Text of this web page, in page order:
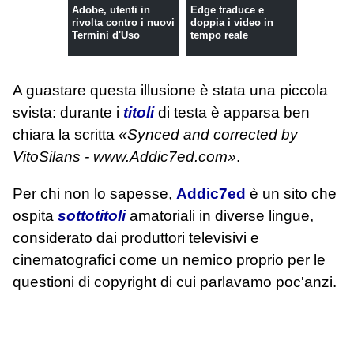
Adobe, utenti in
rivolta contro i nuovi
Termini d'Uso
Edge traduce e
doppia i video in
tempo reale
A guastare questa illusione è stata una piccola
svista: durante i titolidi testa è apparsa ben
chiara la scritta «Synced and corrected by
VitoSilans - www.Addic7ed.com».
Per chi non lo sapesse, Addic7ed è un sito che
ospita sottotitoliamatoriali in diverse lingue,
considerato dai produttori televisivi e
cinematografici come un nemico proprio per le
questioni di copyright di cui parlavamo poc'anzi.